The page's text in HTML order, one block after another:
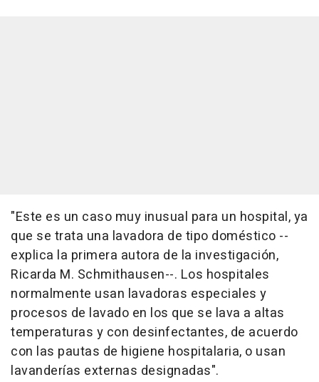
"Este es un caso muy inusual para un hospital, ya
que se trata una lavadora de tipo doméstico --
explica la primera autora de la investigación,
Ricarda M. Schmithausen--. Los hospitales
normalmente usan lavadoras especiales y
procesos de lavado en los que se lava a altas
temperaturas y con desinfectantes, de acuerdo
con las pautas de higiene hospitalaria, o usan
lavanderías externas designadas".